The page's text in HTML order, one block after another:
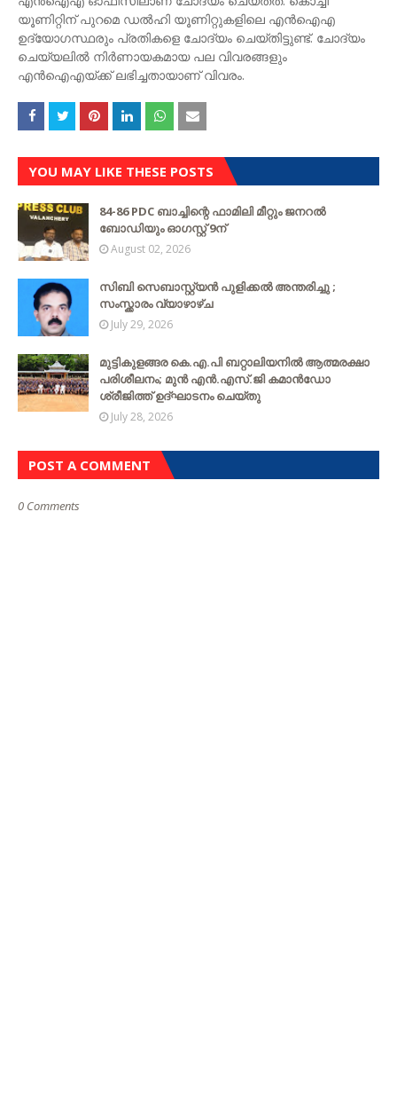
യൂണിറ്റിന് പുറമെ ഡൽഹി യൂണിറ്റുകളിലെ എൻഐഎ
ഉദ്യോഗസ്ഥരും പ്രതികളെ ചോദ്യം ചെയ്തിട്ടുണ്ട്. ചോദ്യം
ചെയ്യലിൽ നിർണായകമായ പല വിവരങ്ങളും
എൻഐഎയ്ക്ക് ലഭിച്ചതായാണ് വിവരം.
YOU MAY LIKE THESE POSTS
84-86 PDC ബാച്ചിന്റെ ഫാമിലി മീറ്റും ജനറൽ
ബോഡിയും ഓഗസ്റ്റ് 9ന്
August 02, 2026
സിബി സെബാസ്റ്റ്യന്‍ പുളിക്കല്‍ അന്തരിച്ചു ;
സംസ്ക്കാരം വ്യാഴാഴ്ച
July 29, 2026
മുട്ടികുളങ്ങര കെ.എ.പി ബറ്റാലിയനിൽ ആത്മരക്ഷാ
പരിശീലനം; മുൻ എൻ.എസ്.ജി കമാൻഡോ
ശ്രീജിത്ത് ഉദ്ഘാടനം ചെയ്തു
July 28, 2026
POST A COMMENT
0 Comments